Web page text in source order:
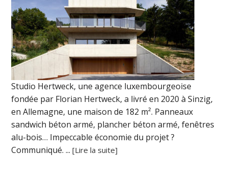
Studio Hertweck, une agence luxembourgeoise
fondée par Florian Hertweck, a livré en 2020 à Sinzig,
en Allemagne, une maison de 182 m². Panneaux
sandwich béton armé, plancher béton armé, fenêtres
alu-bois… Impeccable économie du projet ?
Communiqué. ...[Lire la suite]